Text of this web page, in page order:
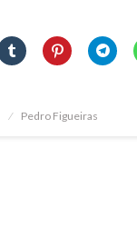
Pedro Figueiras